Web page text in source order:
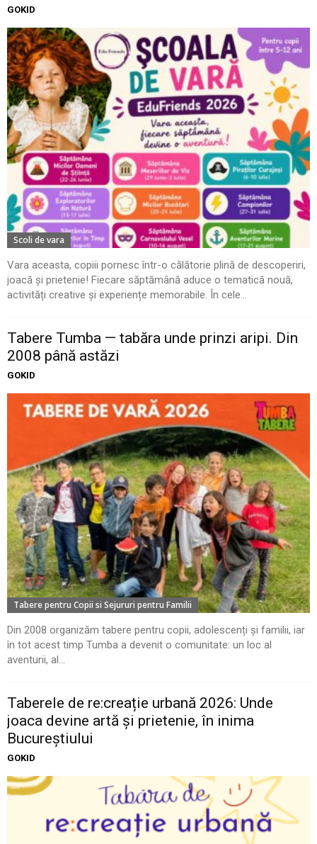
GOKID
Scoli de vara
Vara aceasta, copiii pornesc într-o călătorie plină de descoperiri,
joacă și prietenie! Fiecare săptămână aduce o tematică nouă,
activități creative și experiențe memorabile. În cele...
Tabere Tumba — tabăra unde prinzi aripi. Din
2008 până astăzi
GOKID
Tabere pentru Copii si Sejururi pentru Familii
Din 2008 organizăm tabere pentru copii, adolescenți și familii, iar
în tot acest timp Tumba a devenit o comunitate: un loc al
aventurii, al...
Taberele de re:creație urbană 2026: Unde
joaca devine artă și prietenie, în inima
Bucureștiului
GOKID